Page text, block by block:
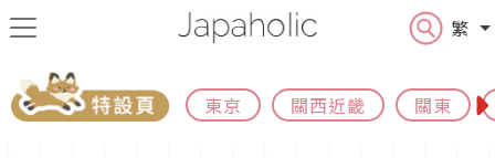
繁
東京 關西近畿 關東